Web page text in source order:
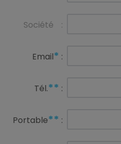
Société :
Email* :
Tél.** :
Portable** :